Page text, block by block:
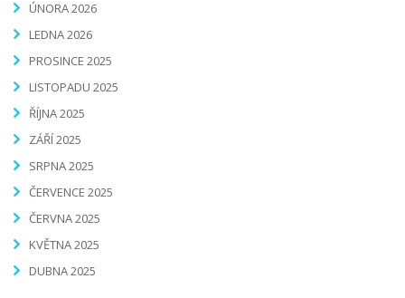
ÚNORA 2026
LEDNA 2026
PROSINCE 2025
LISTOPADU 2025
ŘÍJNA 2025
ZÁŘÍ 2025
SRPNA 2025
ČERVENCE 2025
ČERVNA 2025
KVĚTNA 2025
DUBNA 2025